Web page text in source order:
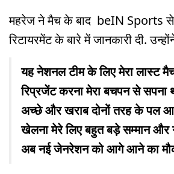
महरेज ने मैच के बाद beIN Sports से
रिटायरमेंट के बारे में जानकारी दी.
यह नेशनल टीम के लिए मेरा लास्ट
रिप्रजेंट करना मेरा बचपन से सपना
अच्छे और खराब दोनों तरह के पल
खेलना मेरे लिए बहुत बड़े सम्मान और
अब नई जेनरेशन को आगे आने का